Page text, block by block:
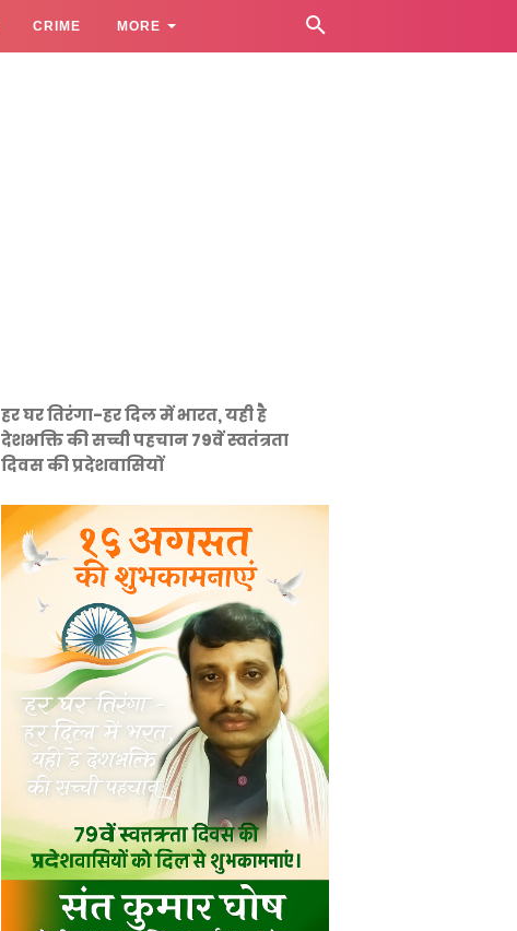
CRIME MORE
हर घर तिरंगा-हर दिल में भारत, यही है
देशभक्ति की सच्ची पहचान 79वें स्वतंत्रता
दिवस की प्रदेशवासियों